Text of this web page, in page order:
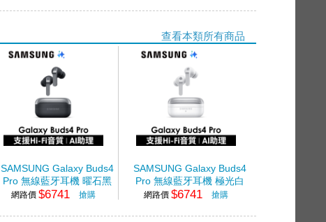
查看本類所有商品
SAMSUNG Galaxy Buds4
Pro 無線藍牙耳機 曜石黑
網路價 $6741 搶購
SAMSUNG Galaxy Buds4
Pro 無線藍牙耳機 極光白
網路價 $6741 搶購